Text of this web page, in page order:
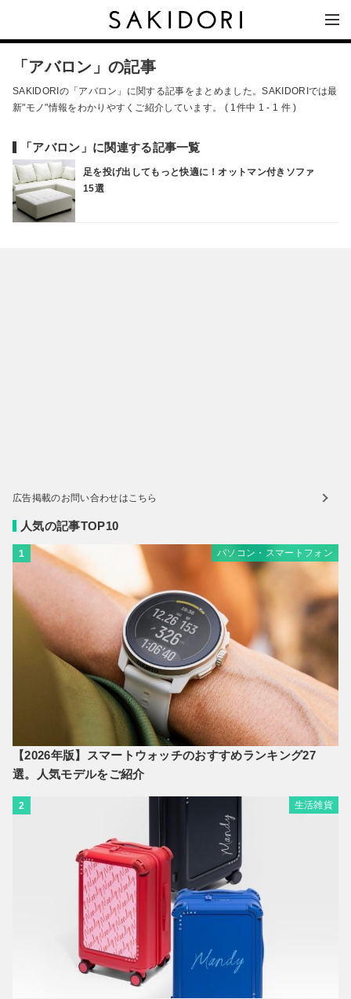
「アバロン」の記事
SAKIDORIの「アバロン」に関する記事をまとめました。SAKIDORIでは最
新"モノ"情報をわかりやすくご紹介しています。 ( 1件中 1 - 1 件 )
「アバロン」に関連する記事一覧
足を投げ出してもっと快適に！オットマン付きソファ
15選
広告掲載のお問い合わせはこちら
人気の記事TOP10
1 パソコン・スマートフォン
【2026年版】スマートウォッチのおすすめランキング27
選。人気モデルをご紹介
2 生活雑貨